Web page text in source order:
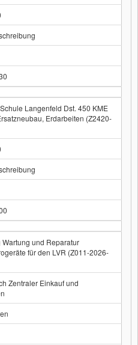
Langenfeld Dst. 450 KME
Erdarbeiten (Z2420-
und Reparatur
für den LVR (Z011-2026-
Zentraler Einkauf und